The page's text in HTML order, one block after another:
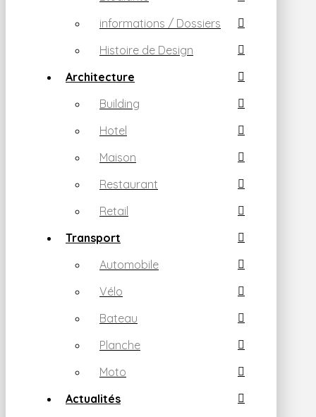
informations / Dossiers
Histoire de Design
Architecture
Building
Hotel
Maison
Restaurant
Retail
Transport
Automobile
Vélo
Bateau
Planche
Moto
Actualités